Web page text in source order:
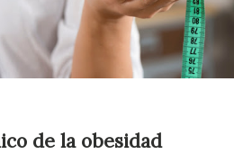
de la obesidad